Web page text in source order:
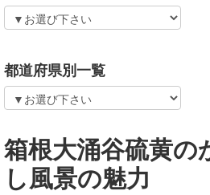
都道府県別一覧
箱根大涌谷硫黄の
し風景の魅力